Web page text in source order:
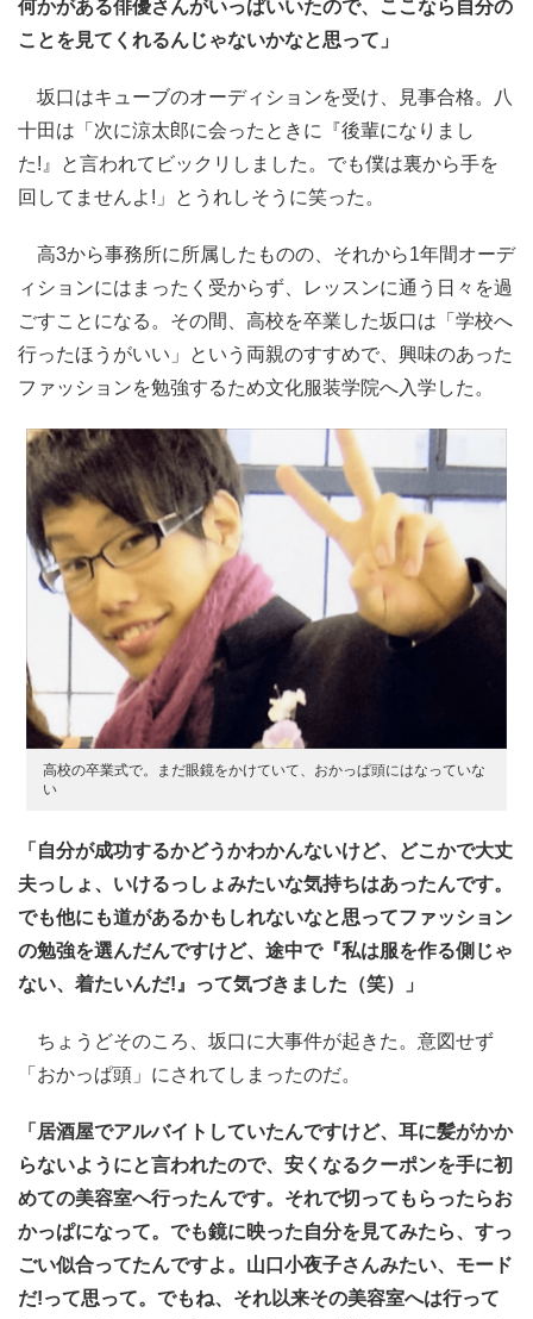
何かがある俳優さんがいっぱいいたので、ここなら自分の
ことを見てくれるんじゃないかなと思って」
坂口はキューブのオーディションを受け、見事合格。八
十田は「次に涼太郎に会ったときに『後輩になりまし
た!』と言われてビックリしました。でも僕は裏から手を
回してませんよ!」とうれしそうに笑った。
高3から事務所に所属したものの、それから1年間オーデ
ィションにはまったく受からず、レッスンに通う日々を過
ごすことになる。その間、高校を卒業した坂口は「学校へ
行ったほうがいい」という両親のすすめで、興味のあった
ファッションを勉強するため文化服装学院へ入学した。
高校の卒業式で。まだ眼鏡をかけていて、おかっぱ頭にはなっていな
い
「自分が成功するかどうかわかんないけど、どこかで大丈
夫っしょ、いけるっしょみたいな気持ちはあったんです。
でも他にも道があるかもしれないなと思ってファッション
の勉強を選んだんですけど、途中で『私は服を作る側じゃ
ない、着たいんだ!』って気づきました（笑）」
ちょうどそのころ、坂口に大事件が起きた。意図せず
「おかっぱ頭」にされてしまったのだ。
「居酒屋でアルバイトしていたんですけど、耳に髪がかか
らないようにと言われたので、安くなるクーポンを手に初
めての美容室へ行ったんです。それで切ってもらったらお
かっぱになって。でも鏡に映った自分を見てみたら、すっ
ごい似合ってたんですよ。山口小夜子さんみたい、モード
だ!って思って。でもね、それ以来その美容室へは行って